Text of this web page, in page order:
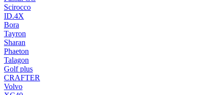
Scirocco
ID.4X
Bora
Tayron
Sharan
Phaeton
Talagon
Golf plus
CRAFTER
Volvo